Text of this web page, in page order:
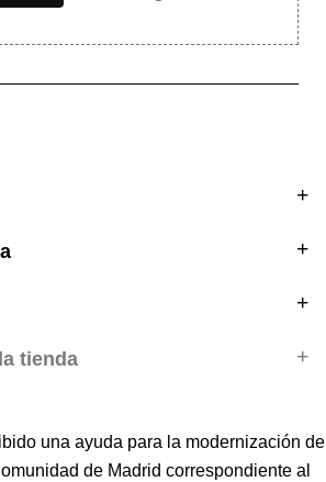
tienda
una ayuda para la modernización de
de Madrid correspondiente al